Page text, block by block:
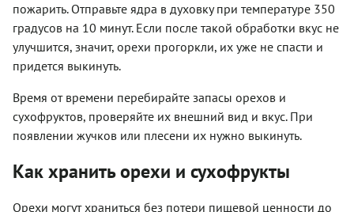
пожарить. Отправьте ядра в духовку при температуре 350
градусов на 10 минут. Если после такой обработки вкус не
улучшится, значит, орехи прогоркли, их уже не спасти и
придется выкинуть.
Время от времени перебирайте запасы орехов и
сухофруктов, проверяйте их внешний вид и вкус. При
появлении жучков или плесени их нужно выкинуть.
Как хранить орехи и сухофрукты
Орехи могут храниться без потери пищевой ценности до